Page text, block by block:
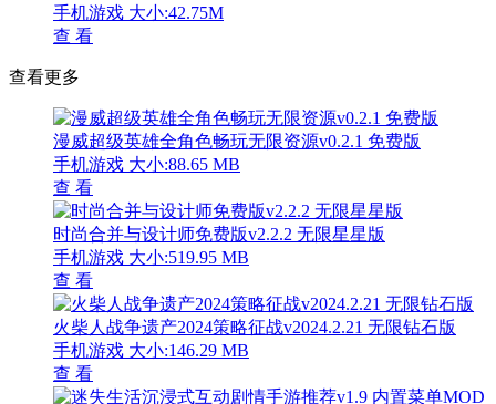
手机游戏 大小:42.75M
查 看
查看更多
漫威超级英雄全角色畅玩无限资源v0.2.1 免费版
手机游戏 大小:88.65 MB
查 看
时尚合并与设计师免费版v2.2.2 无限星星版
手机游戏 大小:519.95 MB
查 看
火柴人战争遗产2024策略征战v2024.2.21 无限钻石版
手机游戏 大小:146.29 MB
查 看